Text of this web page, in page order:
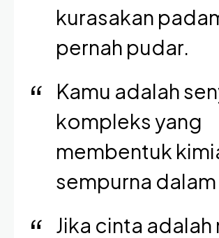
kurasakan
pernah pudar.
Kamu adalah
kompleks yang
membentuk
sempurna
Jika cinta adalah